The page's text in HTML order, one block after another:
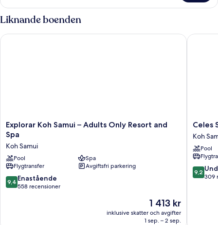
Suite
Liknande boenden
Explorar
Koh
Samui
–
Adults
Only
Resort
and
Explorar Koh Samui – Adults Only Resort and
Spa
Koh Samui
Pool
Spa
Flygtransfer
Avgiftsfri parkering
9.4
av
9,4 Enastående
558 recensioner
Priset
är
1 413 kr
1 413 kr
inklusive skatter och avgifter
1 sep. – 2 sep.
Explorar Koh Samui – Adults Only Resort and Spa
Celes
Samui
Koh
Samui
Celes
Koh
Pool
9.2
av
9,2
309
Celes